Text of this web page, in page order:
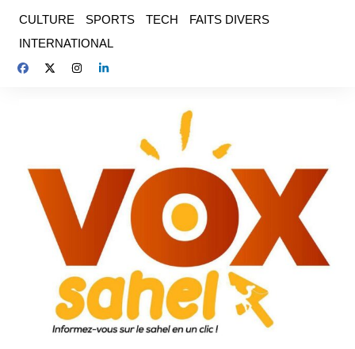
contenu
CULTURE SPORTS TECH
FAITS DIVERS
INTERNATIONAL